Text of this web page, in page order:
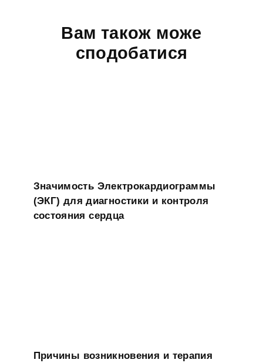
Вам також може
сподобатися
Значимость Электрокардиограммы
(ЭКГ) для диагностики и контроля
состояния сердца
Причины возникновения и терапия